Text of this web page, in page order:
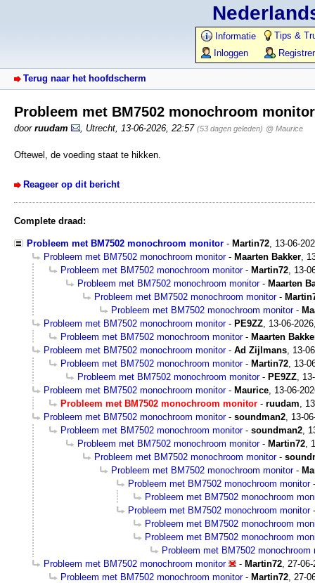
Informatie
Tips &
Inloggen
Terug naar het hoofdscherm
Probleem met BM7502 monochroom
door ruudam Utrecht 13-06-2026, 22:57 (53 dagen geleden) @ Maurice
Oftewel, de voeding staat te hikken.
Reageer op dit bericht
Complete draad:
Probleem met BM7502 monochroom monitor - Martin72 13-06-
Probleem met BM7502 monochroom monitor- Maarten Bakker
Probleem met BM7502 monochroom monitor- Martin72 13-
Probleem met BM7502 monochroom monitor- Maarten
Probleem met BM7502 monochroom monitor-
Probleem met BM7502 monochroom monitor-
Probleem met BM7502 monochroom monitor- PE9ZZ 13-06-
Probleem met BM7502 monochroom monitor- Maarten
Probleem met BM7502 monochroom monitor- Ad Zijlmans 13-
Probleem met BM7502 monochroom monitor- Martin72 13-
Probleem met BM7502 monochroom monitor- PE9ZZ
Probleem met BM7502 monochroom monitor- Maurice 13-06-
Probleem met BM7502 monochroom monitor - ruudam
Probleem met BM7502 monochroom monitor- soundman2 13-
Probleem met BM7502 monochroom monitor- soundman2
Probleem met BM7502 monochroom monitor- Martin72
Probleem met BM7502 monochroom monitor-
Probleem met BM7502 monochroom monitor-
Probleem met BM7502 monochroom monitor
Probleem met BM7502 monochroom
Probleem met BM7502 monochroom monitor
Probleem met BM7502 monochroom
Probleem met BM7502 monochroom
Probleem met BM7502 monochroom
Probleem met BM7502 monochroom monitor
- Martin72 27-
Probleem met BM7502 monochroom monitor- Martin72 27-